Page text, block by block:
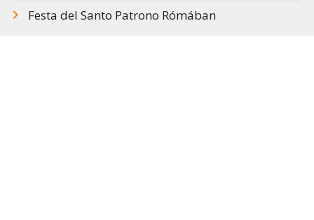
Festa del Santo Patrono Rómában